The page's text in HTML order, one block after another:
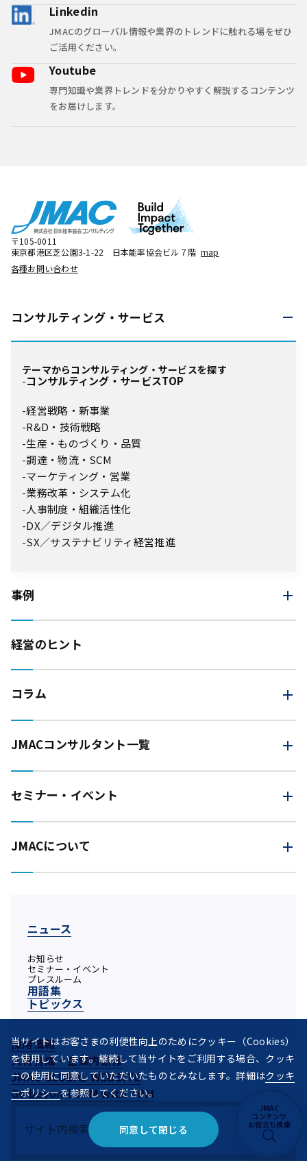
JMAC
コンテンツ
お役立ち検索
Linkedin
JMACのグローバル情報や業界のトレンドに触れる場をぜひ
ご活用ください。
Youtube
専門知識や業界トレンドを分かりやすく解説するコンテンツ
をお届けします。
〒105-0011
東京都港区芝公園3-1-22 日本能率協会ビル７階 map
各種お問い合わせ
コンサルティング・ サービス
テーマからコンサルティング・サービスを探す
コンサルティング・サービスTOP
経営戦略・新事業
R&D・技術戦略
生産・ものづくり・品質
調達・物流・SCM
マーケティング・営業
業務改革・システム化
人事制度・組織活性化
DX／デジタル推進
SX／サステナビリティ経営推進
事例
経営のヒント
コラム
JMACコンサルタント一覧
セミナー・イベント
JMACについて
ニュース
お知らせ
セミナー・イベント
プレスルーム
用語集
トピックス
採用情報
人材育成・企業内研修
JMAC GLOBAL WEBSITE
Go beyond TPM with TPM
当サイトはお客さまの利便性向上のためにクッキー（Cookies）
を使用しています。継続して当サイトをご利用する場合、クッキ
ーの使用に同意していただいたものとみなします。詳細はクッキ
ーポリシーを参照してください。
同意して閉じる